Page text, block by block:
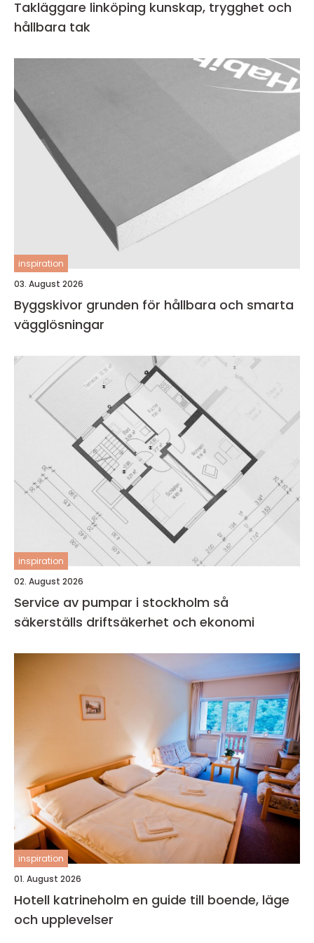
Takläggare linköping kunskap, trygghet och
hållbara tak
inspiration
03. August 2026
Byggskivor grunden för hållbara och smarta
vägglösningar
inspiration
02. August 2026
Service av pumpar i stockholm så
säkerställs driftsäkerhet och ekonomi
inspiration
01. August 2026
Hotell katrineholm en guide till boende, läge
och upplevelser